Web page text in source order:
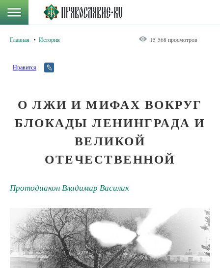
Главная История 15 568 просмотров
Нравится
О ЛЖИ И МИФАХ ВОКРУГ
БЛОКАДЫ ЛЕНИНГРАДА И
ВЕЛИКОЙ
ОТЕЧЕСТВЕННОЙ
Протодиакон Владимир Василик